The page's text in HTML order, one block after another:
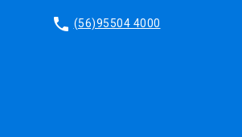
phone (56)95504 4000